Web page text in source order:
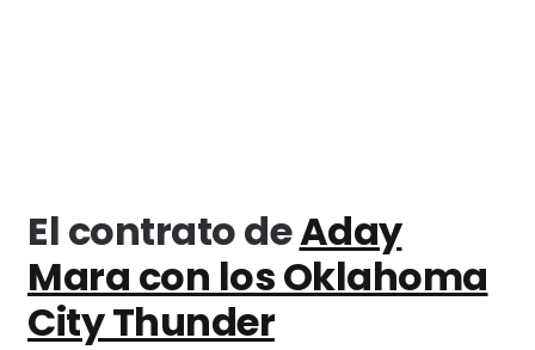
El contrato deAday
Mara con los Oklahoma
City Thunder